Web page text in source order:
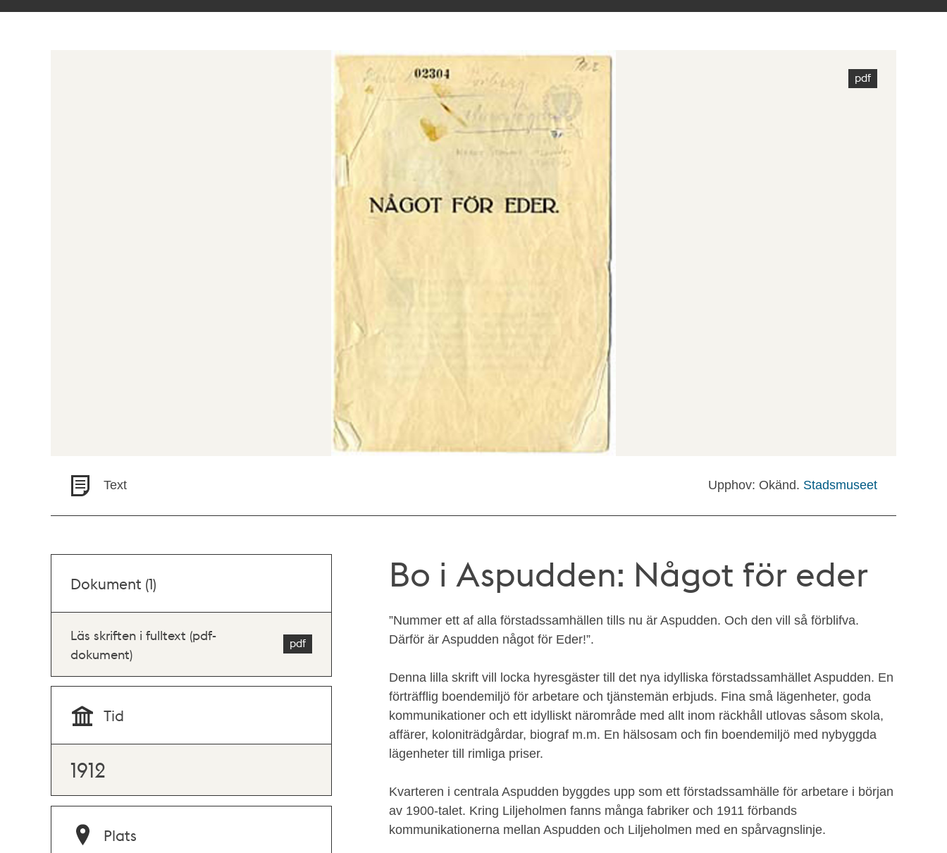
Text Upphov: Okänd. Stadsmuseet
Bo i Aspudden: Något för eder
”Nummer ett af alla förstadssamhällen tills nu är Aspudden. Och den vill så förblifva.
Därför är Aspudden något för Eder!”.
Denna lilla skrift vill locka hyresgäster till det nya idylliska förstadssamhället Aspudden. En
förträfflig boendemiljö för arbetare och tjänstemän erbjuds. Fina små lägenheter, goda
kommunikationer och ett idylliskt närområde med allt inom räckhåll utlovas såsom skola,
affärer, koloniträdgårdar, biograf m.m. En hälsosam och fin boendemiljö med nybyggda
lägenheter till rimliga priser.
Kvarteren i centrala Aspudden byggdes upp som ett förstadssamhälle för arbetare i början
av 1900-talet. Kring Liljeholmen fanns många fabriker och 1911 förbands
kommunikationerna mellan Aspudden och Liljeholmen med en spårvagnslinje.
Dokument (1)
Läs skriften i fulltext (pdf-
dokument)
Tid
1912
Plats